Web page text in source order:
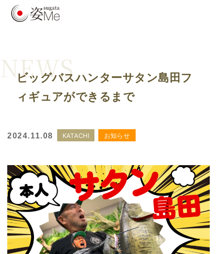
ビッグバスハンターサタン島田フ
ィギュアができるまで
NEWS
2024.11.08 KATACHI お知らせ